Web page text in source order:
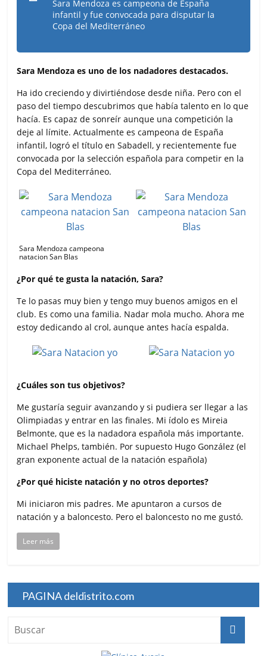
Sara Mendoza es campeona de España
infantil y fue convocada para disputar la
Copa del Mediterráneo
Sara Mendoza es uno de los nadadores destacados.
Ha ido creciendo y divirtiéndose desde niña. Pero con el
paso del tiempo descubrimos que había talento en lo que
hacía. Es capaz de sonreír aunque una competición la
deje al límite. Actualmente es campeona de España
infantil, logró el título en Sabadell, y recientemente fue
convocada por la selección española para competir en la
Copa del Mediterráneo.
Sara Mendoza campeona
natacion San Blas
¿Por qué te gusta la natación, Sara?
Te lo pasas muy bien y tengo muy buenos amigos en el
club. Es como una familia. Nadar mola mucho. Ahora me
estoy dedicando al crol, aunque antes hacía espalda.
¿Cuáles son tus objetivos?
Me gustaría seguir avanzando y si pudiera ser llegar a las
Olimpiadas y entrar en las finales. Mi ídolo es Mireia
Belmonte, que es la nadadora española más importante.
Michael Phelps, también. Por supuesto Hugo González (el
gran exponente actual de la natación española)
¿Por qué hiciste natación y no otros deportes?
Mi iniciaron mis padres. Me apuntaron a cursos de
natación y a baloncesto. Pero el baloncesto no me gustó.
Leer más
PAGINA deldistrito.com